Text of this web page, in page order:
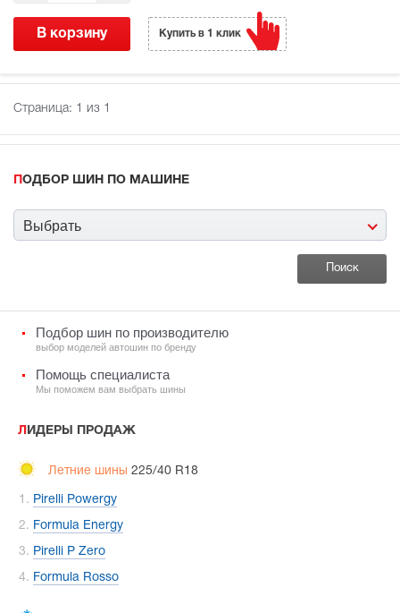
В корзину Купить в 1 клик
Страница: 1 из 1
ПОДБОР ШИН ПО МАШИНЕ
Выбрать
Подбор шин по производителю
выбор моделей автошин по бренду
Помощь специалиста
Мы поможем вам выбрать шины
ЛИДЕРЫ ПРОДАЖ
Летние шины 225/40 R18
Pirelli Powergy
Formula Energy
Pirelli P Zero
Formula Rosso